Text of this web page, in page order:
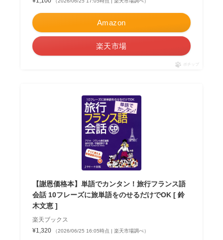
Amazon
楽天市場
ポチップ
【謝恩価格本】単語でカンタン！旅行フランス語
会話 10フレーズに旅単語をのせるだけでOK [ 鈴
木文恵 ]
楽天ブックス
¥1,320
（2026/06/25 16:05時点 | 楽天市場調べ）